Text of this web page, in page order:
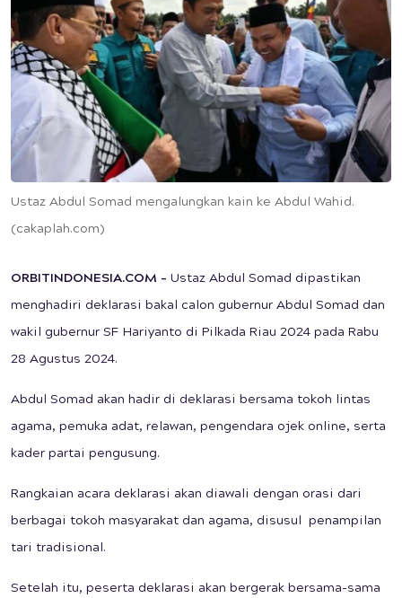
Ustaz Abdul Somad mengalungkan kain ke Abdul Wahid.
(cakaplah.com)
ORBITINDONESIA.COM – Ustaz Abdul Somad dipastikan
menghadiri deklarasi bakal calon gubernur Abdul Somad dan
wakil gubernur SF Hariyanto di Pilkada Riau 2024 pada Rabu
28 Agustus 2024.
Abdul Somad akan hadir di deklarasi bersama tokoh lintas
agama, pemuka adat, relawan, pengendara ojek online, serta
kader partai pengusung.
Rangkaian acara deklarasi akan diawali dengan orasi dari
berbagai tokoh masyarakat dan agama, disusul penampilan
tari tradisional.
Setelah itu, peserta deklarasi akan bergerak bersama-sama